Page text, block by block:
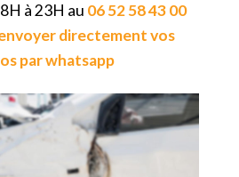
à 23H au 06 52 58 43 00
directement vos
par whatsapp